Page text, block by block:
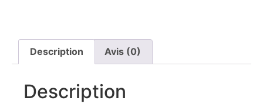
Description Avis (0)
Description